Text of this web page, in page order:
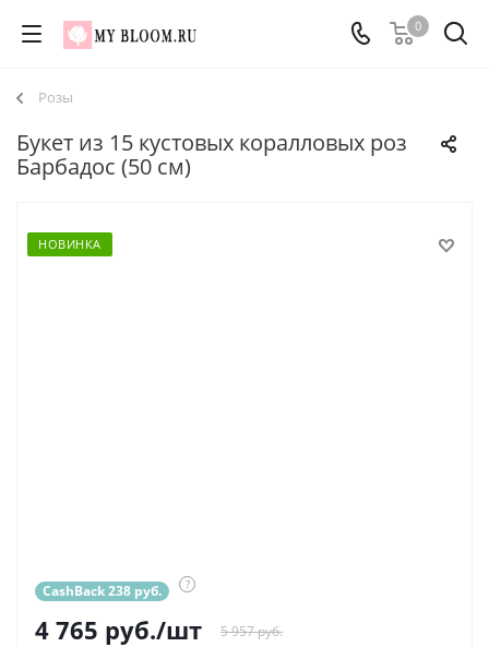
0
Розы
Букет из 15 кустовых коралловых роз
Барбадос (50 см)
НОВИНКА
CashBack 238 руб. ?
4 765 руб./шт 5 957 руб.